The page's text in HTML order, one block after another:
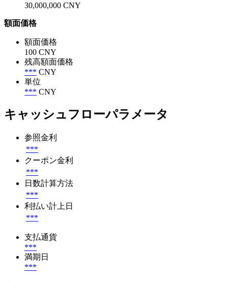
30,000,000 CNY
額面価格
額面価格
100 CNY
残高額面価格
*** CNY
単位
*** CNY
キャッシュフローパラメータ
参照金利
***
クーポン金利
***
日数計算方法
***
利払い計上日
***
支払通貨
***
満期日
***